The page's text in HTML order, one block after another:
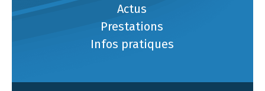
Actus
Prestations
Infos pratiques